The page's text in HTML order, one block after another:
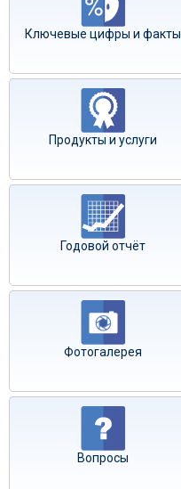
Ключевые цифры и факты
Продукты и услуги
Годовой отчёт
Фотогалерея
Вопросы